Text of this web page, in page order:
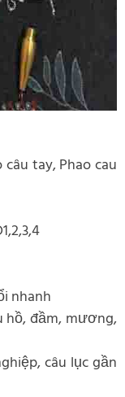
tay, Phao cau
nhanh
hồ, đầm, mương,
câu lục gần